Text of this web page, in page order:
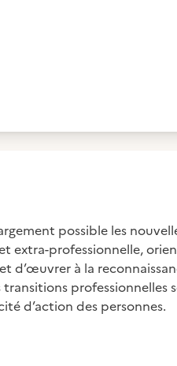
possible les
extra-professionnelle,
d’œuvrer à la
professionnelles
d’action des personnes.